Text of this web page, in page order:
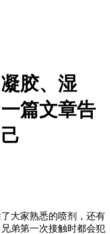
胶、湿
篇文章告
大家熟悉的喷剂，还有
弟第一次接触时都会犯